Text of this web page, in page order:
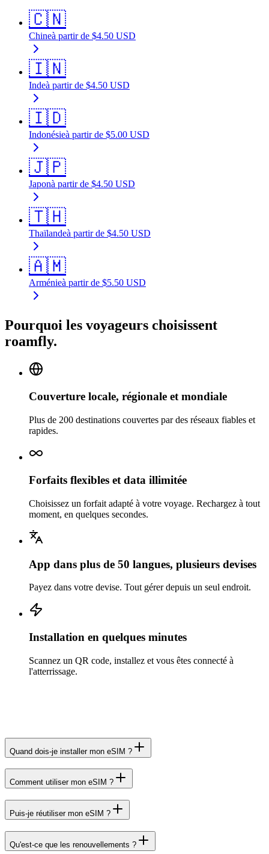
🇨🇳
Chineà partir de $4.50 USD
🇮🇳
Indeà partir de $4.50 USD
🇮🇩
Indonésieà partir de $5.00 USD
🇯🇵
Japonà partir de $4.50 USD
🇹🇭
Thaïlandeà partir de $4.50 USD
🇦🇲
Arménieà partir de $5.50 USD
Pourquoi les voyageurs choisissent
roamfly.
Couverture locale, régionale et mondiale
Plus de 200 destinations couvertes par des réseaux fiables et
rapides.
Forfaits flexibles et data illimitée
Choisissez un forfait adapté à votre voyage. Rechargez à tout
moment, en quelques secondes.
App dans plus de 50 langues, plusieurs devises
Payez dans votre devise. Tout gérer depuis un seul endroit.
Installation en quelques minutes
Scannez un QR code, installez et vous êtes connecté à
l'atterrissage.
Quand dois-je installer mon eSIM ?
Comment utiliser mon eSIM ?
Puis-je réutiliser mon eSIM ?
Qu'est-ce que les renouvellements ?